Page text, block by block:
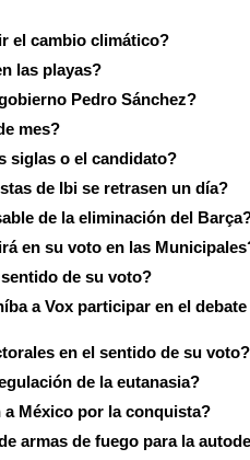
el cambio climático?
las playas?
Pedro Sánchez?
mes?
siglas o el candidato?
de Ibi se retrasen un día?
de la eliminación del
en su voto en las
de su voto?
a Vox participar en el debate
en el sentido de su voto?
de la eutanasia?
México por la conquista?
armas de fuego para la